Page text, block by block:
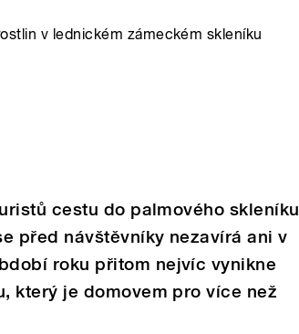
v lednickém zámeckém skleníku
cestu do palmového skleníku
před návštěvníky nezavírá ani v
roku přitom nejvíc vynikne
který je domovem pro více než